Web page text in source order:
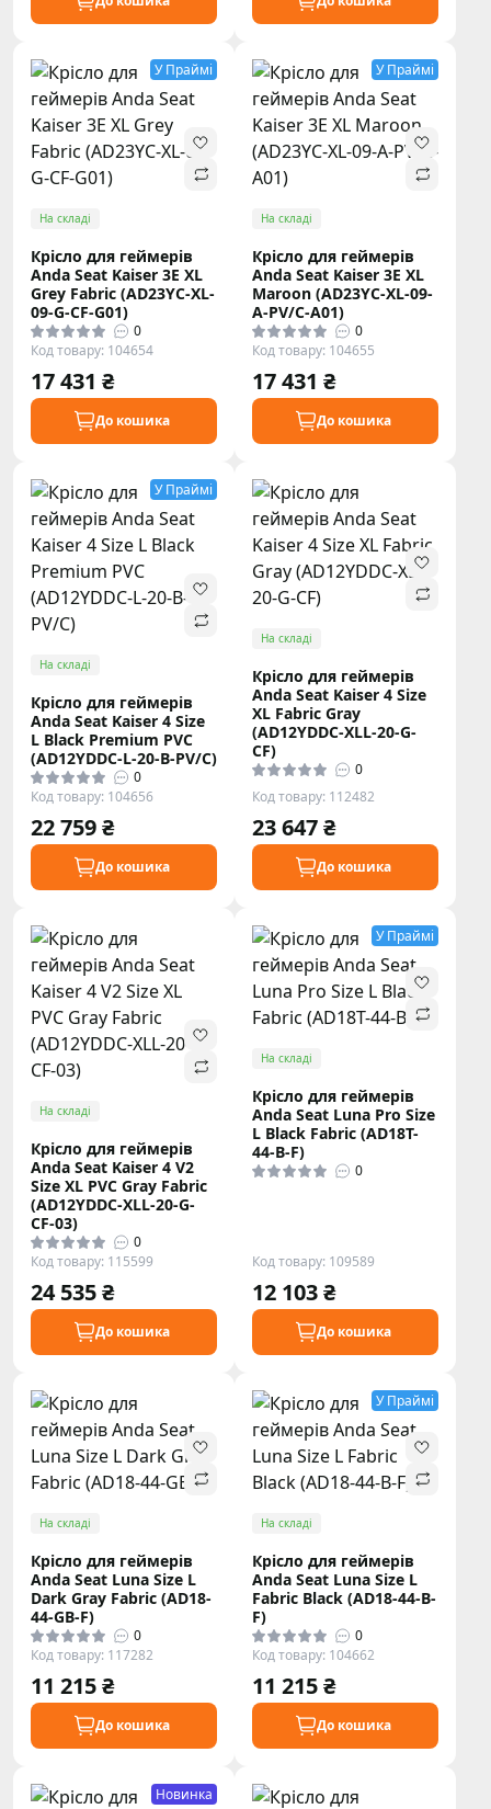
У Праймі
На складі
Крісло для геймерів
Anda Seat Kaiser 3E XL
Grey Fabric (AD23YC-XL-
09-G-CF-G01)
0
Код товару: 104654
17 431 ₴
До кошика
У Праймі
На складі
Крісло для геймерів
Anda Seat Kaiser 3E XL
Maroon (AD23YC-XL-09-
A-PV/C-A01)
0
Код товару: 104655
17 431 ₴
До кошика
У Праймі
На складі
Крісло для геймерів
Anda Seat Kaiser 4 Size
L Black Premium PVC
(AD12YDDC-L-20-B-PV/C)
0
Код товару: 104656
22 759 ₴
До кошика
На складі
Крісло для геймерів
Anda Seat Kaiser 4 Size
XL Fabric Gray
(AD12YDDC-XLL-20-G-
CF)
0
Код товару: 112482
23 647 ₴
До кошика
На складі
Крісло для геймерів
Anda Seat Kaiser 4 V2
Size XL PVC Gray Fabric
(AD12YDDC-XLL-20-G-
CF-03)
0
Код товару: 115599
24 535 ₴
До кошика
У Праймі
На складі
Крісло для геймерів
Anda Seat Luna Pro Size
L Black Fabric (AD18T-
44-B-F)
0
Код товару: 109589
12 103 ₴
До кошика
На складі
Крісло для геймерів
Anda Seat Luna Size L
Dark Gray Fabric (AD18-
44-GB-F)
0
Код товару: 117282
11 215 ₴
До кошика
У Праймі
На складі
Крісло для геймерів
Anda Seat Luna Size L
Fabric Black (AD18-44-B-
F)
0
Код товару: 104662
11 215 ₴
До кошика
Новинка